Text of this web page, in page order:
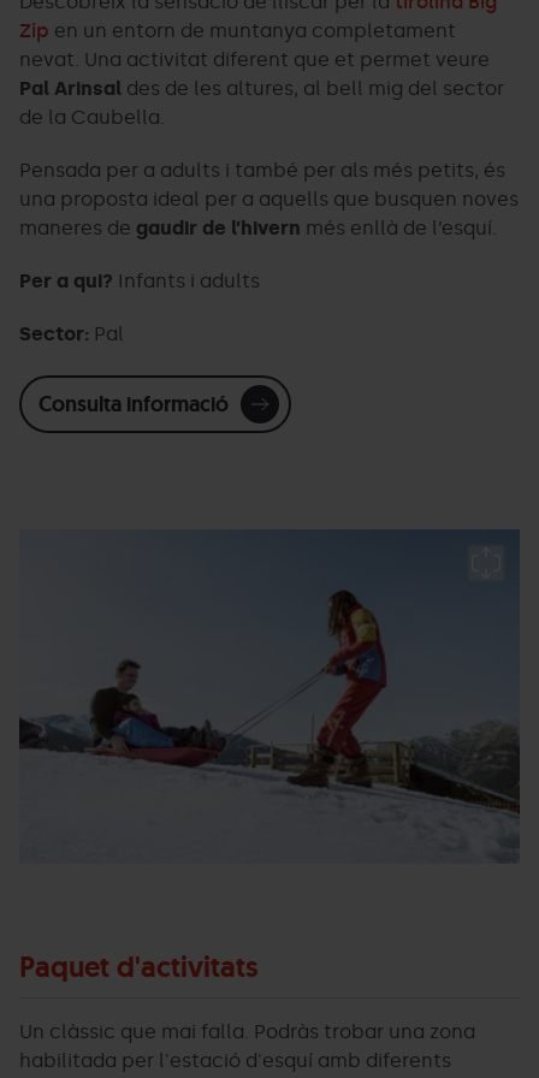
Zip en un entorn de muntanya completament
nevat. Una activitat diferent que et permet veure
Pal Arinsal des de les altures, al bell mig del sector
de la Caubella.
Pensada per a adults i també per als més petits, és
una proposta ideal per a aquells que busquen noves
maneres de gaudir de l’hivern més enllà de l’esquí.
Per a qui? Infants i adults
Sector: Pal
Consulta informació
Paquet d'activitats
Un clàssic que mai falla. Podràs trobar una zona
habilitada per l'estació d'esquí amb diferents